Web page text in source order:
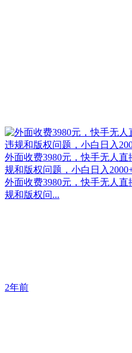
外面收费3980元，快手无人
规和版权问题，小白日入
外面收费3980元，快手无人
规和版权问...
2年前